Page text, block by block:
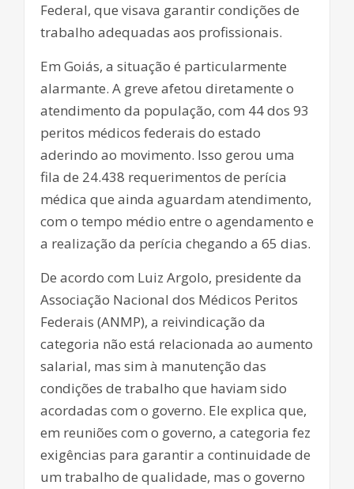
Federal, que visava garantir condições de
trabalho adequadas aos profissionais.
Em Goiás, a situação é particularmente
alarmante. A greve afetou diretamente o
atendimento da população, com 44 dos 93
peritos médicos federais do estado
aderindo ao movimento. Isso gerou uma
fila de 24.438 requerimentos de perícia
médica que ainda aguardam atendimento,
com o tempo médio entre o agendamento e
a realização da perícia chegando a 65 dias.
De acordo com Luiz Argolo, presidente da
Associação Nacional dos Médicos Peritos
Federais (ANMP), a reivindicação da
categoria não está relacionada ao aumento
salarial, mas sim à manutenção das
condições de trabalho que haviam sido
acordadas com o governo. Ele explica que,
em reuniões com o governo, a categoria fez
exigências para garantir a continuidade de
um trabalho de qualidade, mas o governo